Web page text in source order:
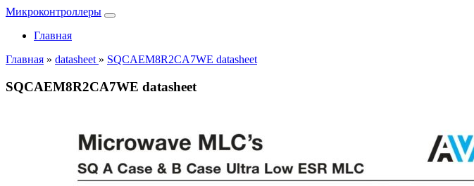
Микроконтроллеры
Главная
Главная » datasheet » SQCAEM8R2CA7WE datasheet
SQCAEM8R2CA7WE datasheet